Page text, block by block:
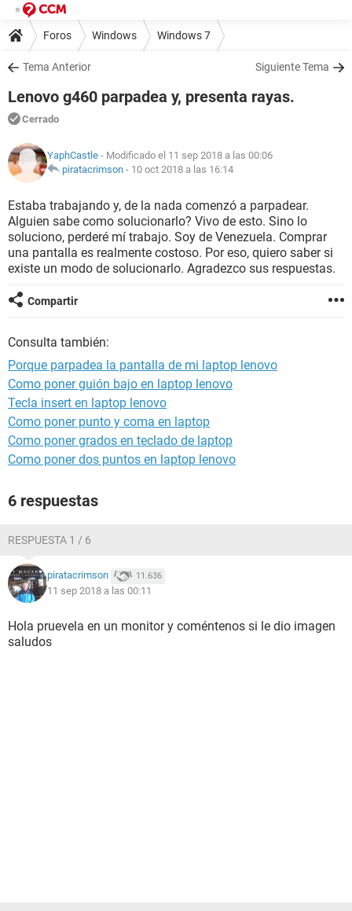
Foros Windows Windows 7
Tema Anterior Siguiente Tema
Lenovo g460 parpadea y, presenta rayas.
Cerrado
YaphCastle - Modificado el 11 sep 2018 a las 00:06
piratacrimson - 10 oct 2018 a las 16:14
Estaba trabajando y, de la nada comenzó a parpadear.
Alguien sabe como solucionarlo? Vivo de esto. Sino lo
soluciono, perderé mí trabajo. Soy de Venezuela. Comprar
una pantalla es realmente costoso. Por eso, quiero saber si
existe un modo de solucionarlo. Agradezco sus respuestas.
Compartir
Consulta también:
Porque parpadea la pantalla de mi laptop lenovo
Como poner guión bajo en laptop lenovo
Tecla insert en laptop lenovo
Como poner punto y coma en laptop
Como poner grados en teclado de laptop
Como poner dos puntos en laptop lenovo
6 respuestas
RESPUESTA 1 / 6
piratacrimson 11.636
11 sep 2018 a las 00:11
Hola pruevela en un monitor y coméntenos si le dio imagen
saludos